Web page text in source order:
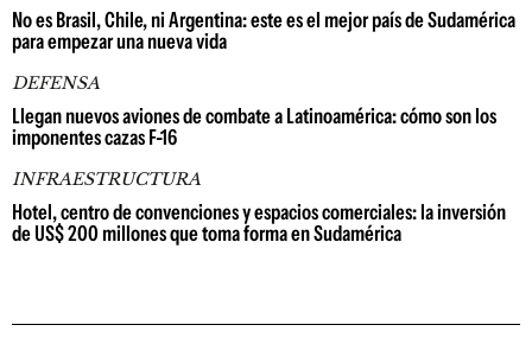
No es Brasil, Chile, ni Argentina: este es el mejor país de Sudamérica
para empezar una nueva vida
DEFENSA
Llegan nuevos aviones de combate a Latinoamérica: cómo son los
imponentes cazas F-16
INFRAESTRUCTURA
Hotel, centro de convenciones y espacios comerciales: la inversión
de US$ 200 millones que toma forma en Sudamérica